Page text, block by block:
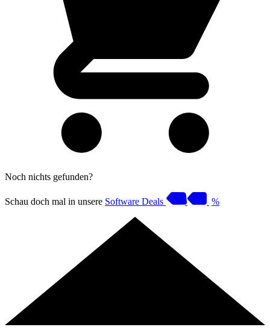
Noch nichts gefunden?
Schau doch mal in unsere Software Deals %